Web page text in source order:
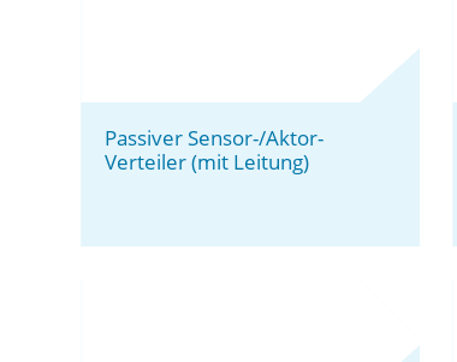
Passiver Sensor-/Aktor-
Verteiler (mit Leitung)